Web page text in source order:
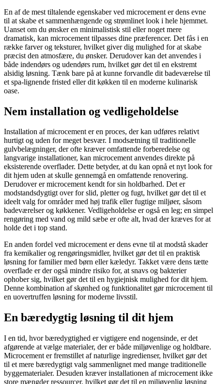
En af de mest tiltalende egenskaber ved microcement er dens evne
til at skabe et sammenhængende og strømlinet look i hele hjemmet.
Uanset om du ønsker en minimalistisk stil eller noget mere
dramatisk, kan microcement tilpasses dine præferencer. Det fås i en
række farver og teksturer, hvilket giver dig mulighed for at skabe
præcist den atmosfære, du ønsker. Derudover kan det anvendes i
både indendørs og udendørs rum, hvilket gør det til en ekstremt
alsidig løsning. Tænk bare på at kunne forvandle dit badeværelse til
et spa-lignende fristed eller dit køkken til en moderne kulinarisk
oase.
Nem installation og vedligeholdelse
Installation af microcement er en proces, der kan udføres relativt
hurtigt og uden for meget besvær. I modsætning til traditionelle
gulvbelægninger, der ofte kræver omfattende forberedelse og
langvarige installationer, kan microcement anvendes direkte på
eksisterende overflader. Dette betyder, at du kan opnå et nyt look for
dit hjem uden at skulle gennemgå en omfattende renovering.
Derudover er microcement kendt for sin holdbarhed. Det er
modstandsdygtigt over for slid, pletter og fugt, hvilket gør det til et
ideelt valg for områder med høj trafik eller fugtige miljøer, såsom
badeværelser og køkkener. Vedligeholdelse er også en leg; en simpel
rengøring med vand og mild sæbe er ofte alt, hvad der kræves for at
holde det i top stand.
En anden fordel ved microcement er dens evne til at modstå skader
fra kemikalier og rengøringsmidler, hvilket gør det til en praktisk
løsning for familier med børn eller kæledyr. Takket være dens tætte
overflade er der også mindre risiko for, at snavs og bakterier
ophober sig, hvilket gør det til en hygiejnisk mulighed for dit hjem.
Denne kombination af skønhed og funktionalitet gør microcement til
en uovertruffen løsning for moderne livsstil.
En bæredygtig løsning til dit hjem
I en tid, hvor bæredygtighed er vigtigere end nogensinde, er det
afgørende at vælge materialer, der er både miljøvenlige og holdbare.
Microcement er fremstillet af naturlige ingredienser, hvilket gør det
til et mere bæredygtigt valg sammenlignet med mange traditionelle
byggematerialer. Desuden kræver installationen af microcement ikke
store mængder ressourcer, hvilket gør det til en miljøvenlig løsning